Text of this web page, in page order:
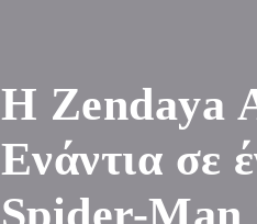
Η Zendaya
Ενάντια σε